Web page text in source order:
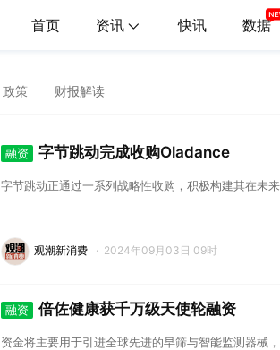
首页 资讯 快讯 数据
政策 财报解读
融资 字节跳动完成收购Oladance
字节跳动正通过一系列战略性收购，积极构建其在未来
观潮新消费 · 2024年09月03日 09时
融资 倍佐健康获千万级天使轮融资
资金将主要用于引进全球先进的早筛与智能监测器械